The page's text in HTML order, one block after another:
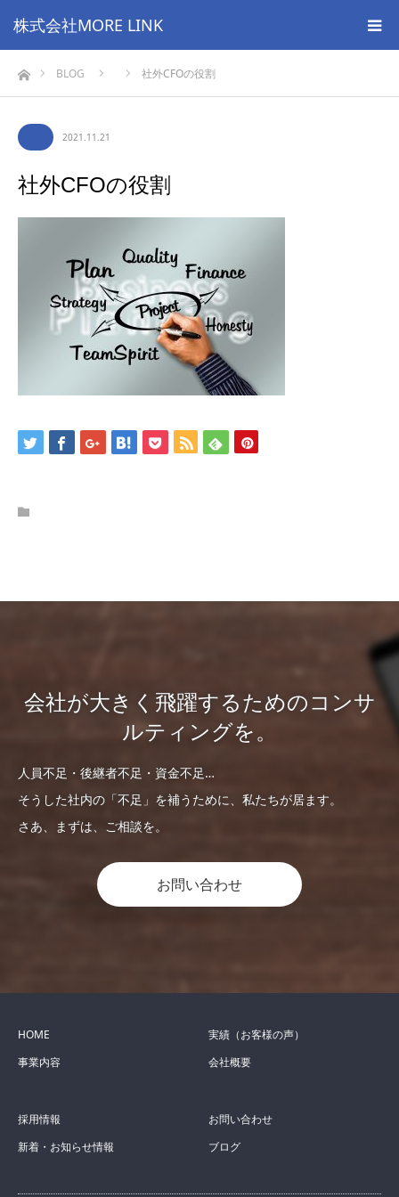
株式会社MORE LINK
ホームBLOG 社外CFOの役割
2021.11.21
社外CFOの役割
会社が大きく飛躍するためのコンサ
ルティングを。
人員不足・後継者不足・資金不足…
そうした社内の「不足」を補うために、私たちが居ます。
さあ、まずは、ご相談を。
お問い合わせ
HOME
事業内容
実績（お客様の声）
会社概要
採用情報
新着・お知らせ情報
お問い合わせ
ブログ